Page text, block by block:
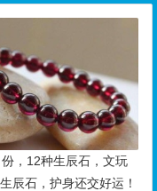
，12种生辰石，文玩
辰石，护身还交好运！